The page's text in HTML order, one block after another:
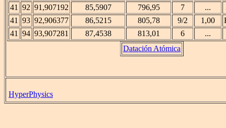
41 92 91,907192 85,5907 796,95 7 ...
41 93 92,906377 86,5215 805,78 9/2 1,00
41 94 93,907281 87,4538 813,01 6
...
Datación Atómica
HyperPhysics